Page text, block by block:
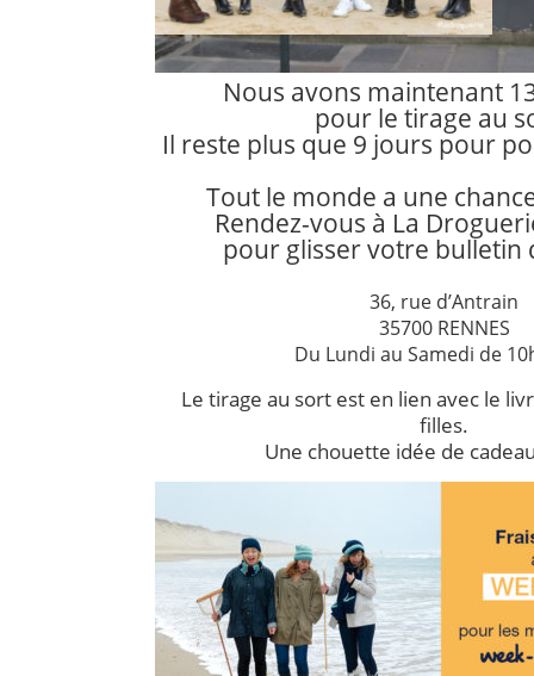
Nous avons maintenant
pour le tirage au
Il reste plus que 9 jours pour
Tout le monde a une
Rendez-vous à La
pour glisser votre bulletin
36, rue d’Antrain
35700 RENNES
Du Lundi au Samedi de
Le tirage au sort est en lien avec le
filles.
Une chouette idée de